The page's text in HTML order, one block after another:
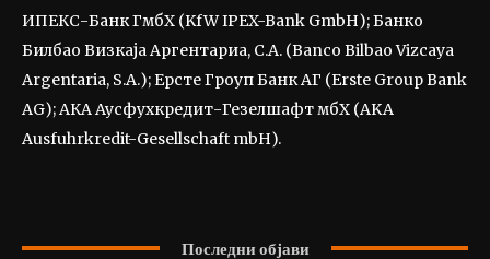
ИПЕКС-Банк ГмбХ (KfW IPEX-Bank GmbH); Банко
Билбао Визкаја Аргентариа, С.А. (Banco Bilbao Vizcaya
Argentaria, S.A.); Ерсте Гроуп Банк АГ (Erste Group Bank
AG); АКА Аусфухкредит-Гезелшафт мбХ (AKA
Ausfuhrkredit-Gesellschaft mbH).
Последни објави